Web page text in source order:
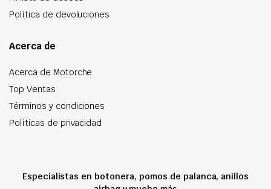
Política de devoluciones
Acerca de
Acerca de Motorche
Top Ventas
Términos y condiciones
Políticas de privacidad
Especialistas en botonera, pomos de palanca, anillos